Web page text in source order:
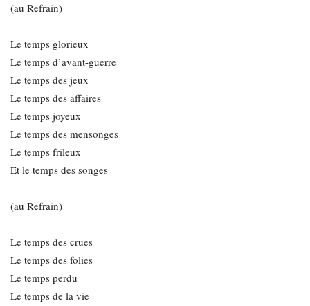
(au Refrain)
Le temps glorieux
Le temps d’avant-guerre
Le temps des jeux
Le temps des affaires
Le temps joyeux
Le temps des mensonges
Le temps frileux
Et le temps des songes
(au Refrain)
Le temps des crues
Le temps des folies
Le temps perdu
Le temps de la vie